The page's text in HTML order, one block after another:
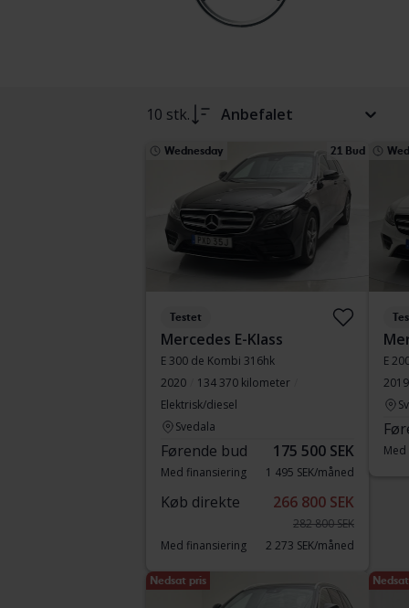
10 stk. Anbefalet
Wednesday 21 Bud
Testet
Mercedes E-Klass
E 300 de Kombi 316hk
2020
134 370 kilometer
Elektrisk/diesel
Svedala
Førende bud 175 500 SEK
Med finansiering 1 495 SEK/måned
Køb direkte 266 800 SEK
282 800 SEK
Med finansiering
2 273 SEK/måned
E
2019
Nedsat pris